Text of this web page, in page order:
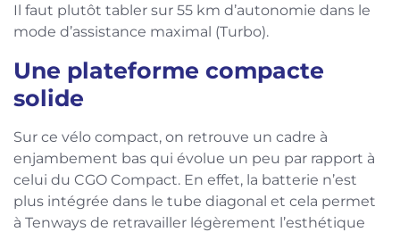
Il faut plutôt tabler sur 55 km d’autonomie dans le
mode d’assistance maximal (Turbo).
Une plateforme compacte
solide
Sur ce vélo compact, on retrouve un cadre à
enjambement bas qui évolue un peu par rapport à
celui du CGO Compact. En effet, la batterie n’est
plus intégrée dans le tube diagonal et cela permet
à Tenways de retravailler légèrement l’esthétique